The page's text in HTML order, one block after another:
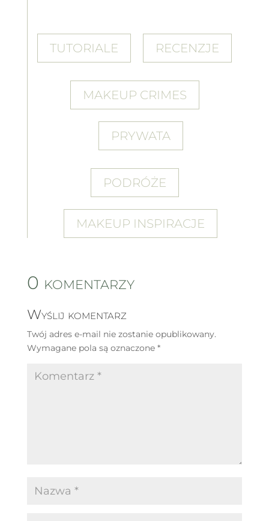
TUTORIALE RECENZJE
MAKEUP CRIMES
PRYWATA
PODRÓŻE
MAKEUP INSPIRACJE
0 komentarzy
Wyślij komentarz
Twój adres e-mail nie zostanie opublikowany.
Wymagane pola są oznaczone *